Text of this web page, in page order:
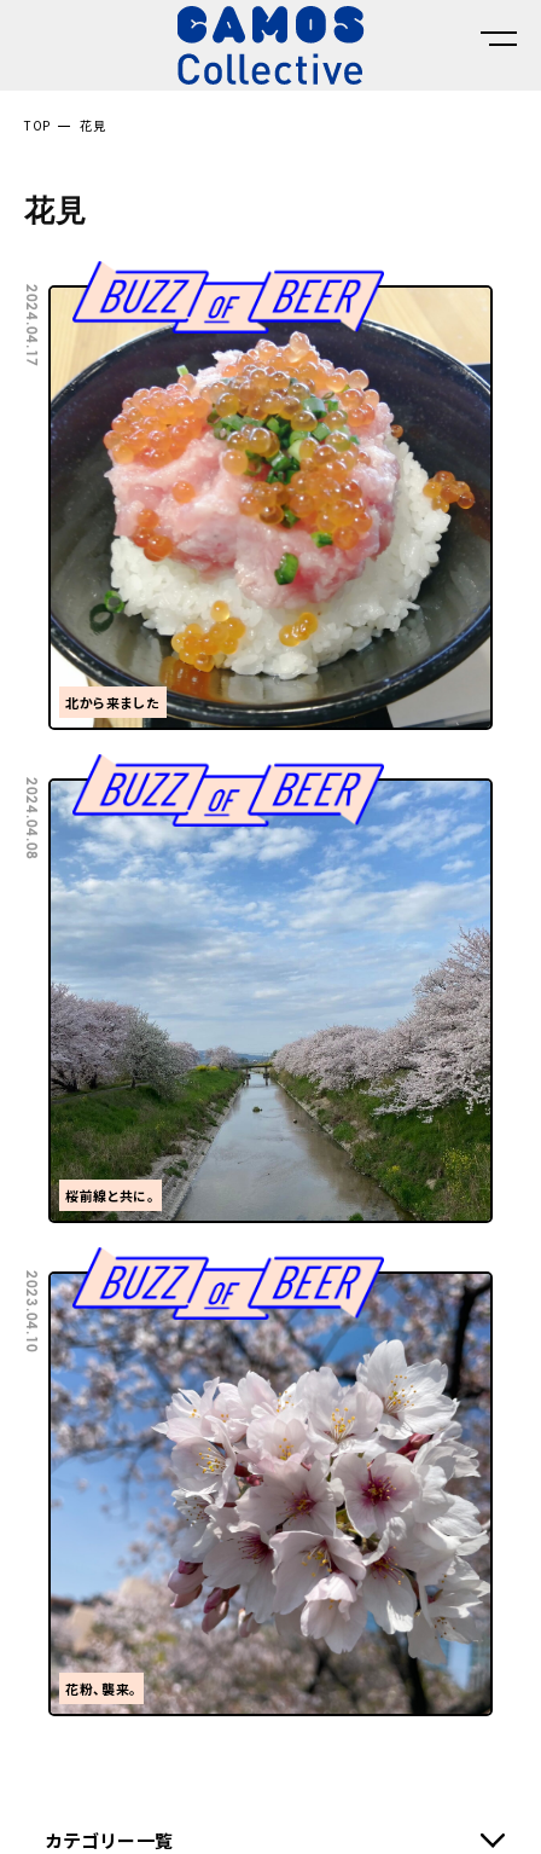
TOP 花見
花見
2024.04.17
北から来ました
2024.04.08
桜前線と共に。
2023.04.10
花粉、襲来。
カテゴリー一覧